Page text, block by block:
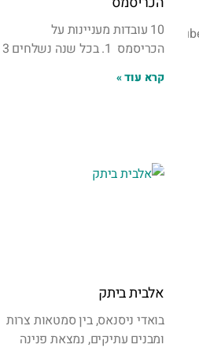
https://www.youtube.com/shorts/SSXwbMRzit0במאפייה
10 עובדות מעניינות על
הכריסמס 1. בכל שנה נשלחים 3
קרא עוד »
אלבית ביתק
בואדי ניסנאס, בין סמטאות צרות
ומבנים עתיקים, נמצאת פנינה